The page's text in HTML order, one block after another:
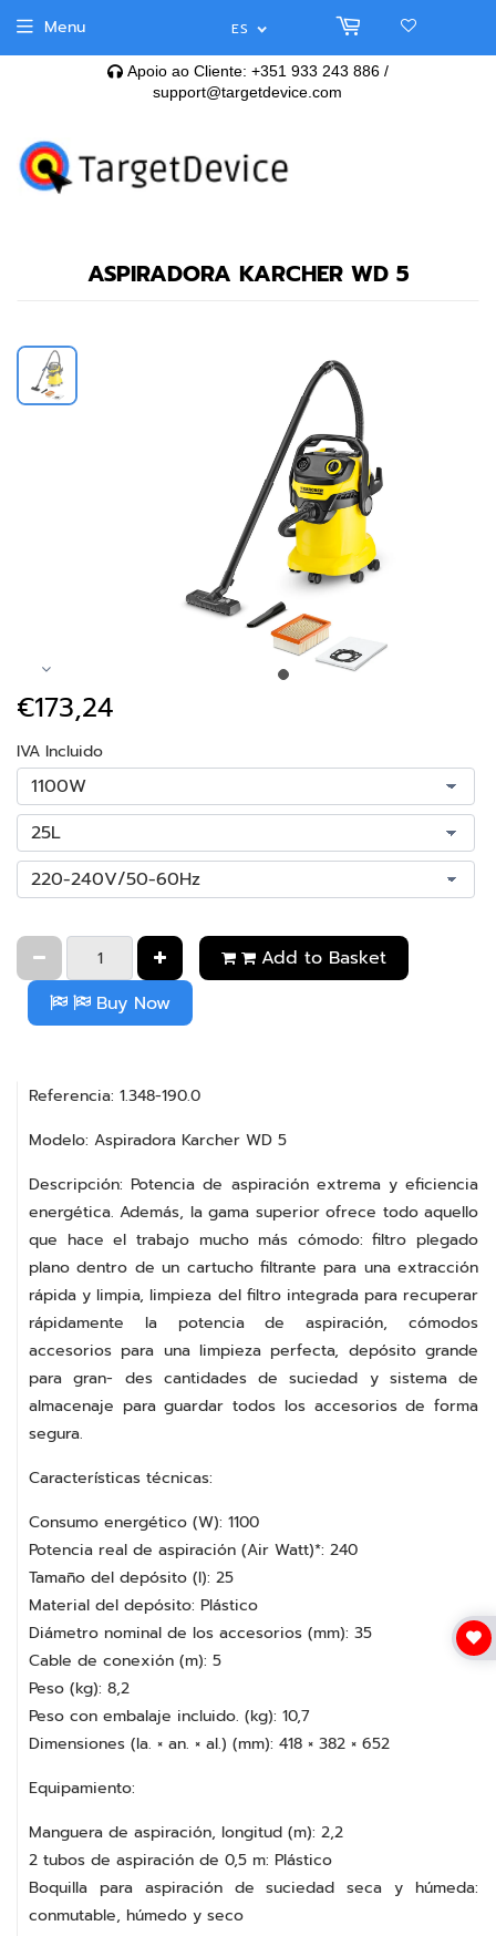
Apoio ao Cliente: +351 933 243 886 /
support@targetdevice.com
ES
Menu
ASPIRADORA KARCHER WD 5
€173,24
IVA Incluido
Add to Basket
Buy Now
Referencia: 1.348-190.0
Modelo: Aspiradora Karcher WD 5
Descripción: Potencia de aspiración extrema y eficiencia
energética. Además, la gama superior ofrece todo aquello
que hace el trabajo mucho más cómodo: filtro plegado
plano dentro de un cartucho filtrante para una extracción
rápida y limpia, limpieza del filtro integrada para recuperar
rápidamente la potencia de aspiración, cómodos
accesorios para una limpieza perfecta, depósito grande
para gran- des cantidades de suciedad y sistema de
almacenaje para guardar todos los accesorios de forma
segura.
Características técnicas:
Consumo energético (W): 1100
Potencia real de aspiración (Air Watt)*: 240
Tamaño del depósito (l): 25
Material del depósito: Plástico
Diámetro nominal de los accesorios (mm): 35
Cable de conexión (m): 5
Peso (kg): 8,2
Peso con embalaje incluido. (kg): 10,7
Dimensiones (la. × an. × al.) (mm): 418 × 382 × 652
Equipamiento:
Manguera de aspiración, longitud (m): 2,2
2 tubos de aspiración de 0,5 m: Plástico
Boquilla para aspiración de suciedad seca y húmeda:
conmutable, húmedo y seco